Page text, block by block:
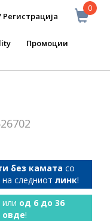
0
Регистрација
Промоции
без камата со
следниот линк!
или од 6 до 36
овде!